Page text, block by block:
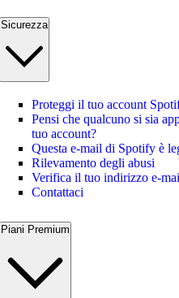
Sicurezza
Proteggi il tuo account
Pensi che qualcuno si sia
tuo account?
Questa e-mail di Spotify è
Rilevamento degli abusi
Verifica il tuo indirizzo e-
Contattaci
Piani Premium